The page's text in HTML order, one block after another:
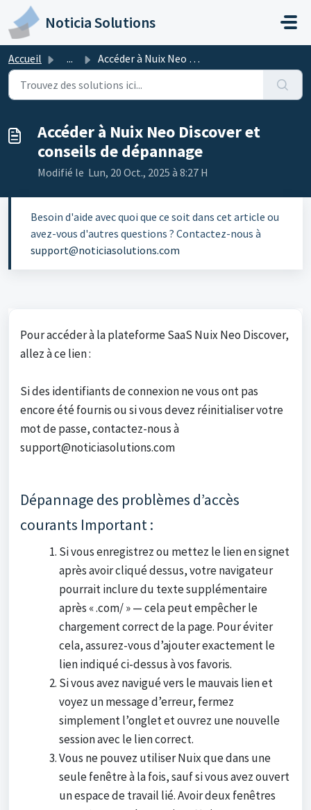
Passer au contenu principal
Noticia Solutions
Accueil ... Accéder à Nuix Neo Discover et conseils de dépannage
Accéder à Nuix Neo Discover et
conseils de dépannage
Modifié le Lun, 20 Oct., 2025 à 8:27 H
Besoin d'aide avec quoi que ce soit dans cet article ou
avez-vous d'autres questions ? Contactez-nous à
support@noticiasolutions.com
Pour accéder à la plateforme SaaS Nuix Neo Discover,
allez à ce lien :
Si des identifiants de connexion ne vous ont pas
encore été fournis ou si vous devez réinitialiser votre
mot de passe, contactez-nous à
support@noticiasolutions.com
Dépannage des problèmes d’accès
courants Important :
Si vous enregistrez ou mettez le lien en signet
après avoir cliqué dessus, votre navigateur
pourrait inclure du texte supplémentaire
après « .com/ » — cela peut empêcher le
chargement correct de la page. Pour éviter
cela, assurez-vous d’ajouter exactement le
lien indiqué ci-dessus à vos favoris.
Si vous avez navigué vers le mauvais lien et
voyez un message d’erreur, fermez
simplement l’onglet et ouvrez une nouvelle
session avec le lien correct.
Vous ne pouvez utiliser Nuix que dans une
seule fenêtre à la fois, sauf si vous avez ouvert
un espace de travail lié. Avoir deux fenêtres